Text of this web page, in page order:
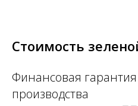
Стоимость
Финансовая гарантия
производства